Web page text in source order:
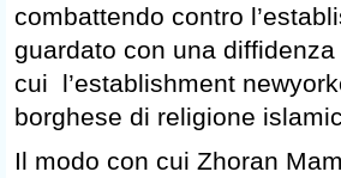
combattendo contro
guardato con una
cui l’establishment
borghese di religione
Il modo con cui Zhoran